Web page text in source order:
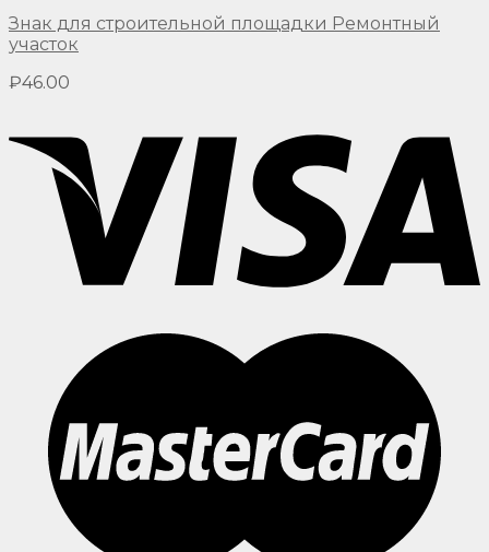
Знак для строительной площадки Ремонтный
участок
₽46.00